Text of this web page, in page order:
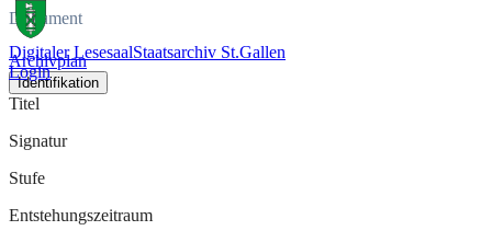
Digitaler LesesaalStaatsarchiv St.Gallen
Login
Dokument
Archivplan
Identifikation
Titel
Signatur
Stufe
Entstehungszeitraum